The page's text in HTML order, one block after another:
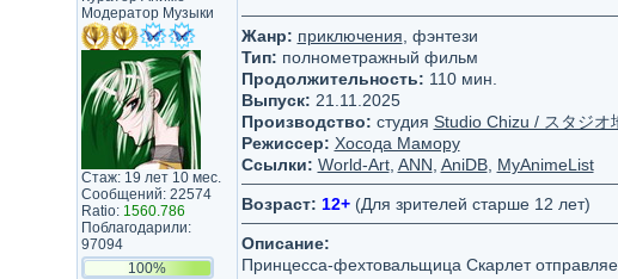
Модератор Музыки
Стаж: 19 лет 10 мес.
Сообщений: 22574
Ratio: 1560.786
Поблагодарили:
97094
100%
Жанр: приключения , фэнтези
Тип: полнометражный фильм
Продолжительность: 110 мин.
Выпуск: 21.11.2025
Производство: студия Studio Chizu / スタジオ
Режиссер: Хосода Мамору
Ссылки: World-Art, ANN AniDB, MyAnimeList
Возраст: 12+(Для зрителей старше 12 лет)
Описание:
Принцесса-фехтовальщица Скарлет